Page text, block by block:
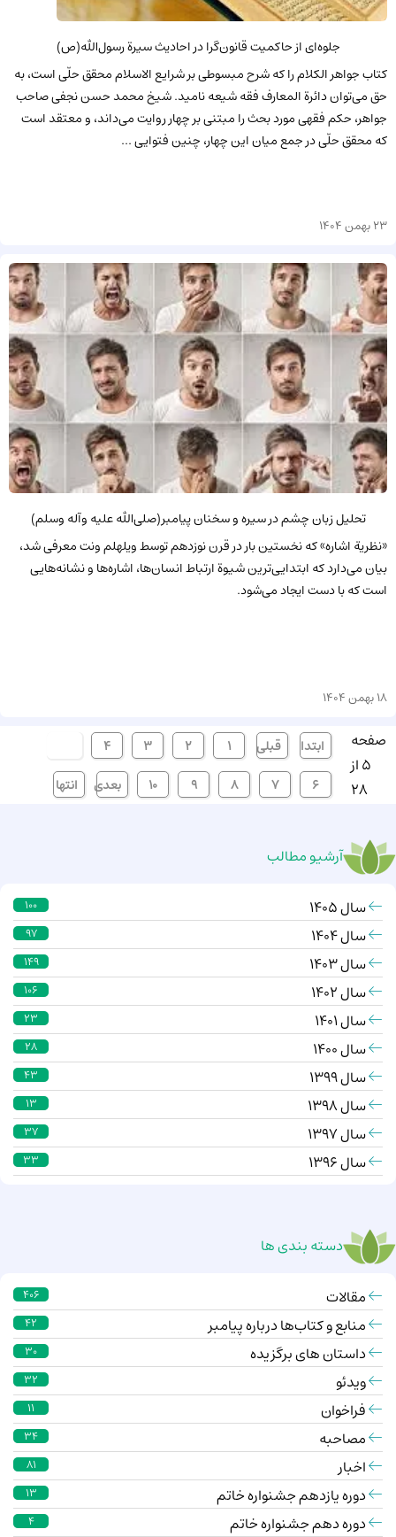
جلوه‌ای از حاکمیت قانون‌گرا در احادیث سیرة رسول‌الله(ص)
کتاب جواهر الکلام را که شرح مبسوطی بر شرایع الاسلام محقق حلّی است، به
حق می‌توان دائرة المعارف فقه شیعه نامید. شیخ محمد حسن نجفی صاحب
جواهر، حکم فقهی مورد بحث را مبتنی بر چهار روایت می‌داند، و معتقد است
که محقق حلّی در جمع میان این چهار، چنین فتوایی ...
23 بهمن 1404
تحلیل زبان چشم در سیره و سخنان پیامبر(صلی‌الله علیه وآله وسلم)
«نظریة اشاره» که نخستین بار در قرن نوزدهم توسط ویلهلم ونت معرفی شد،
بیان می‌دارد که ابتدایی‌ترین شیوة ارتباط انسان‌ها، اشاره‌ها و نشانه‌هایی
است که با دست ایجاد می‌شود.
18 بهمن 1404
صفحه
5 از
28
ابتدا قبلی 1
2
3
4
6
7
8
9
10 بعدی انتها
آرشیو مطالب
سال 1405 100
سال 1404 97
سال 1403 149
سال 1402 106
سال 1401 23
سال 1400 28
سال 1399 43
سال 1398 13
سال 1397 37
سال 1396 33
دسته بندی ها
مقالات 406
منابع و کتاب‌ها درباره پیامبر 42
داستان های برگزیده 30
ویدئو 32
فراخوان 11
مصاحبه 34
اخبار 81
دوره یازدهم جشنواره خاتم 13
دوره دهم جشنواره خاتم 4